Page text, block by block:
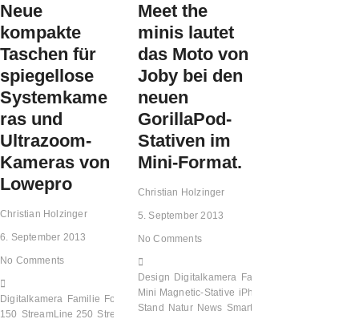
Neue
kompakte
Taschen für
spiegellose
Systemkame
ras und
Ultrazoom-
Kameras von
Lowepro
Christian Holzinger
6. September 2013
No Comments
Digitalkamera Familie Foto Fototasche Lowepro News
150 StreamLine 250 StreamLine Sling-Variante Test Tipp
Meet the
minis lautet
das Moto von
Joby bei den
neuen
GorillaPod-
Stativen im
Mini-Format.
Christian Holzinger
5. September 2013
No Comments
Design Digitalkamera Familie
Mini Magnetic-Stative iPhone
Stand
Natur News Smartphone